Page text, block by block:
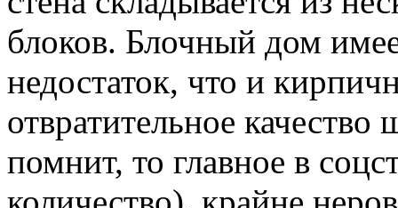
блоков. Блочный дом
недостаток, что и
отвратительное качество
помнит, то главное в